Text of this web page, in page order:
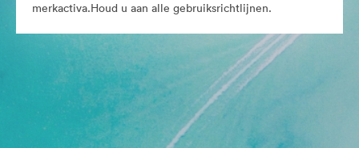
merkactiva.Houd u aan alle gebruiksrichtlijnen.